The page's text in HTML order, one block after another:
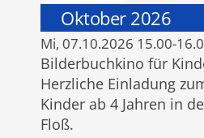
Oktober 2026
Mi, 07.10.2026 15.00-
Bilderbuchkino für
Herzliche Einladung
Kinder ab 4 Jahren in
Floß.